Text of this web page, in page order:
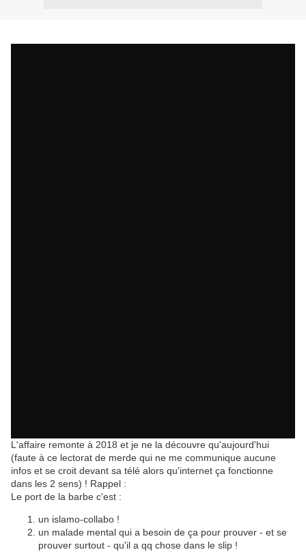
L'affaire remonte à 2018 et je ne la découvre qu'aujourd'hui
(faute à ce lectorat de merde qui ne me communique aucune
infos et se croit devant sa télé alors qu'internet ça fonctionne
dans les 2 sens) ! Rappel :
Le port de la barbe c'est :
un islamo-collabo !
un malade mental qui a besoin de ça pour prouver - et se
prouver surtout - qu'il a qq chose dans le slip !